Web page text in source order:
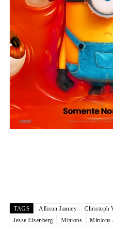
TAGS Allison Janney Christoph
Jesse Eisenberg
Minions
Minions